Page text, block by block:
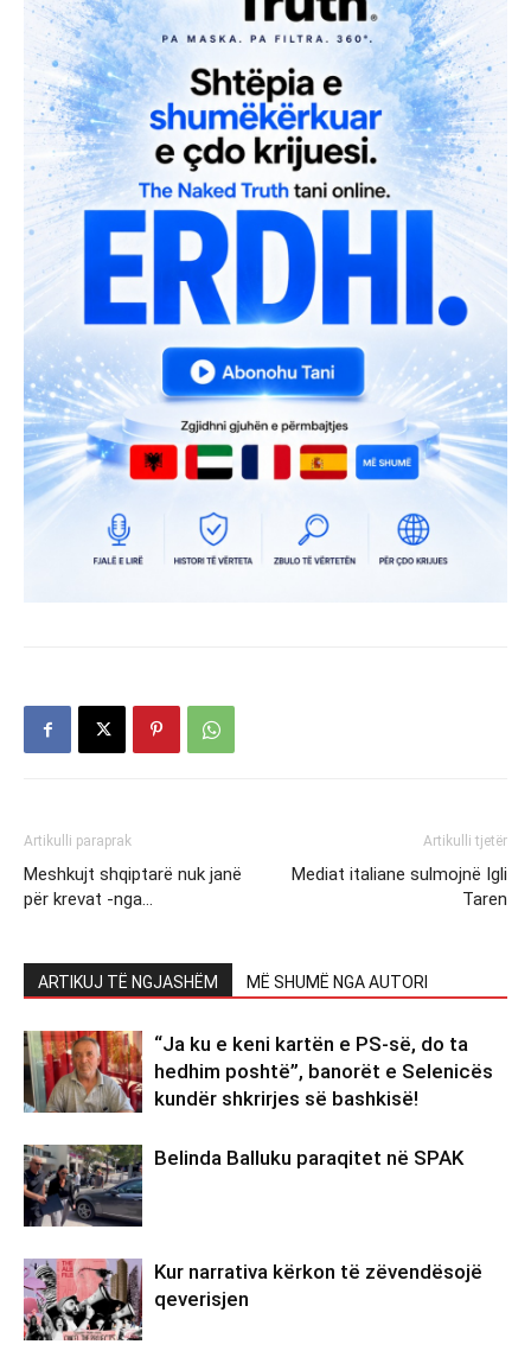
Artikulli paraprak
Meshkujt shqiptarë nuk janë
për krevat -nga…
Artikulli tjetër
Mediat italiane sulmojnë Igli
Taren
ARTIKUJ TË NGJASHËM MË SHUMË NGA AUTORI
“Ja ku e keni kartën e PS-së, do ta
hedhim poshtë”, banorët e Selenicës
kundër shkrirjes së bashkisë!
Belinda Balluku paraqitet në SPAK
Kur narrativa kërkon të zëvendësojë
qeverisjen